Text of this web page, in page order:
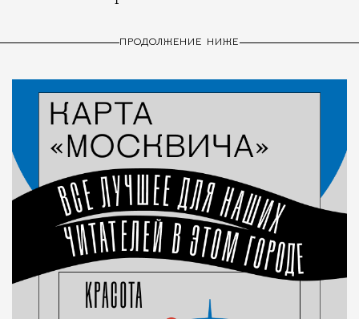
ПРОДОЛЖЕНИЕ НИЖЕ